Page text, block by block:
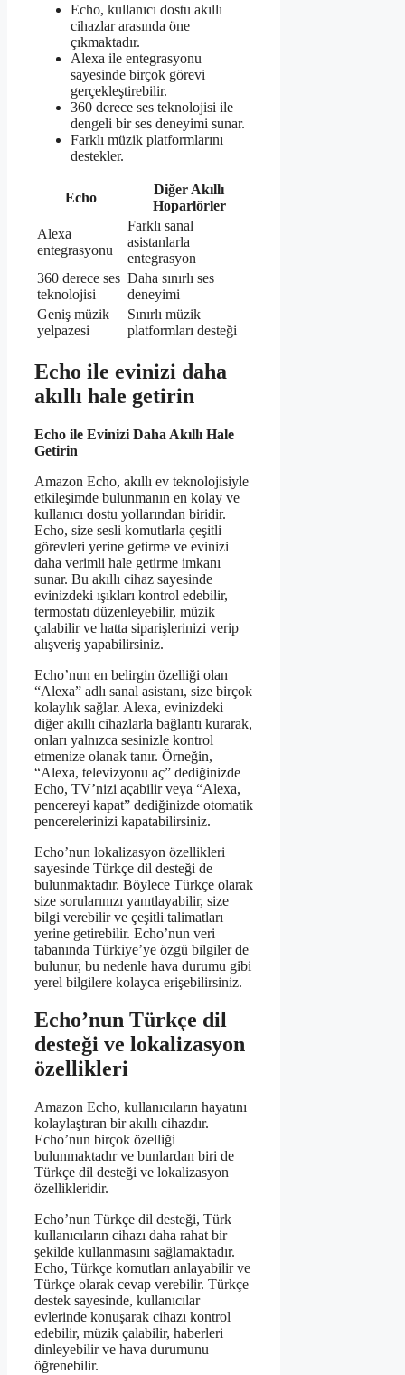
Echo, kullanıcı dostu akıllı
cihazlar arasında öne
çıkmaktadır.
Alexa ile entegrasyonu
sayesinde birçok görevi
gerçekleştirebilir.
360 derece ses teknolojisi ile
dengeli bir ses deneyimi sunar.
Farklı müzik platformlarını
destekler.
Echo
Diğer Akıllı
Hoparlörler
Alexa
entegrasyonu
Farklı sanal
asistanlarla
entegrasyon
360 derece ses
teknolojisi
Daha sınırlı ses
deneyimi
Geniş müzik
yelpazesi
Sınırlı müzik
platformları desteği
Echo ile evinizi daha
akıllı hale getirin
Echo ile Evinizi Daha Akıllı Hale
Getirin
Amazon Echo, akıllı ev teknolojisiyle
etkileşimde bulunmanın en kolay ve
kullanıcı dostu yollarından biridir.
Echo, size sesli komutlarla çeşitli
görevleri yerine getirme ve evinizi
daha verimli hale getirme imkanı
sunar. Bu akıllı cihaz sayesinde
evinizdeki ışıkları kontrol edebilir,
termostatı düzenleyebilir, müzik
çalabilir ve hatta siparişlerinizi verip
alışveriş yapabilirsiniz.
Echo’nun en belirgin özelliği olan
“Alexa” adlı sanal asistanı, size birçok
kolaylık sağlar. Alexa, evinizdeki
diğer akıllı cihazlarla bağlantı kurarak,
onları yalnızca sesinizle kontrol
etmenize olanak tanır. Örneğin,
“Alexa, televizyonu aç” dediğinizde
Echo, TV’nizi açabilir veya “Alexa,
pencereyi kapat” dediğinizde otomatik
pencerelerinizi kapatabilirsiniz.
Echo’nun lokalizasyon özellikleri
sayesinde Türkçe dil desteği de
bulunmaktadır. Böylece Türkçe olarak
size sorularınızı yanıtlayabilir, size
bilgi verebilir ve çeşitli talimatları
yerine getirebilir. Echo’nun veri
tabanında Türkiye’ye özgü bilgiler de
bulunur, bu nedenle hava durumu gibi
yerel bilgilere kolayca erişebilirsiniz.
Echo’nun Türkçe dil
desteği ve lokalizasyon
özellikleri
Amazon Echo, kullanıcıların hayatını
kolaylaştıran bir akıllı cihazdır.
Echo’nun birçok özelliği
bulunmaktadır ve bunlardan biri de
Türkçe dil desteği ve lokalizasyon
özellikleridir.
Echo’nun Türkçe dil desteği, Türk
kullanıcıların cihazı daha rahat bir
şekilde kullanmasını sağlamaktadır.
Echo, Türkçe komutları anlayabilir ve
Türkçe olarak cevap verebilir. Türkçe
destek sayesinde, kullanıcılar
evlerinde konuşarak cihazı kontrol
edebilir, müzik çalabilir, haberleri
dinleyebilir ve hava durumunu
öğrenebilir.